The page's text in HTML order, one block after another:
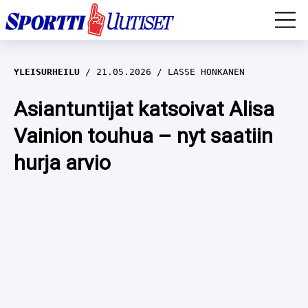
EM-YLEISURHEILU
JÄÄKIEKKO
YLEISURHEILU
WILMA HELTELÄ
TALVILAJIT
YLEISURHEILU 21.05.2026 LASSE HONKANEN
Asiantuntijat katsoivat Alisa
Vainion touhua – nyt saatiin
hurja arvio